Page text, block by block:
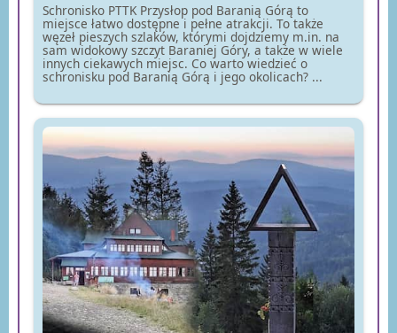
Schronisko PTTK Przysłop pod Baranią Górą to
miejsce łatwo dostępne i pełne atrakcji. To także
węzeł pieszych szlaków, którymi dojdziemy m.in. na
sam widokowy szczyt Baraniej Góry, a także w wiele
innych ciekawych miejsc. Co warto wiedzieć o
schronisku pod Baranią Górą i jego okolicach? ...